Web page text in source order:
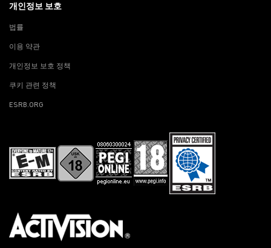
개인정보 보호
법률
이용 약관
개인정보 보호 정책
쿠키 관련 정책
ESRB.ORG